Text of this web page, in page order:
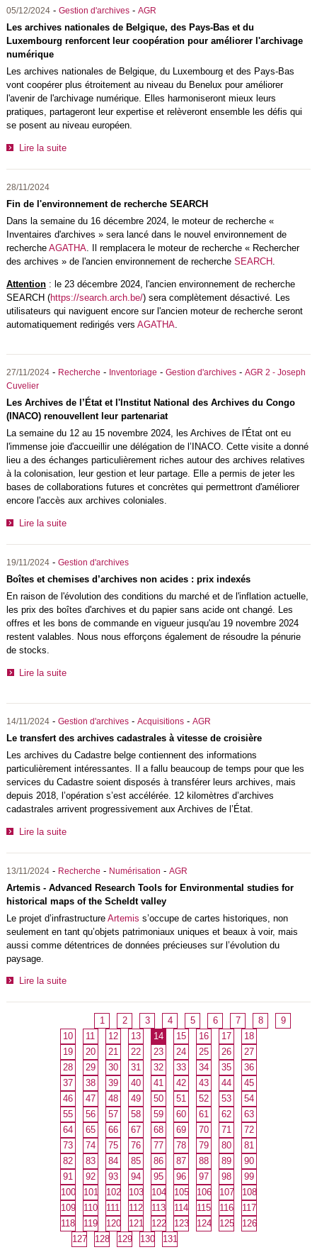
05/12/2024- Gestion d'archives- AGR
Les archives nationales de Belgique, des Pays-Bas et du
Luxembourg renforcent leur coopération pour améliorer l'archivage
numérique
Les archives nationales de Belgique, du Luxembourg et des Pays-Bas
vont coopérer plus étroitement au niveau du Benelux pour améliorer
l'avenir de l'archivage numérique. Elles harmoniseront mieux leurs
pratiques, partageront leur expertise et relèveront ensemble les défis qui
se posent au niveau européen.
Lire la suite
28/11/2024
Fin de l'environnement de recherche SEARCH
Dans la semaine du 16 décembre 2024, le moteur de recherche «
Inventaires d'archives » sera lancé dans le nouvel environnement de
recherche AGATHA. Il remplacera le moteur de recherche « Rechercher
des archives » de l'ancien environnement de recherche SEARCH
Attention: le 23 décembre 2024, l'ancien environnement de recherche
SEARCH (https://search.arch.be/) sera complètement désactivé. Les
utilisateurs qui naviguent encore sur l'ancien moteur de recherche seront
automatiquement redirigés vers AGATHA.
27/11/2024- Recherche - Inventoriage - Gestion d'archives- AGR 2 - Joseph
Cuvelier
Les Archives de l’État et l'Institut National des Archives du Congo
(INACO) renouvellent leur partenariat
La semaine du 12 au 15 novembre 2024, les Archives de l'État ont eu
l'immense joie d'accueillir une délégation de l’INACO. Cette visite a donné
lieu a des échanges particulièrement riches autour des archives relatives
à la colonisation, leur gestion et leur partage. Elle a permis de jeter les
bases de collaborations futures et concrètes qui permettront d'améliorer
encore l'accès aux archives coloniales.
Lire la suite
19/11/2024- Gestion d'archives
Boîtes et chemises d’archives non acides : prix indexés
En raison de l'évolution des conditions du marché et de l'inflation actuelle,
les prix des boîtes d'archives et du papier sans acide ont changé. Les
offres et les bons de commande en vigueur jusqu'au 19 novembre 2024
restent valables. Nous nous efforçons également de résoudre la pénurie
de stocks.
Lire la suite
14/11/2024- Gestion d'archives- Acquisitions- AGR
Le transfert des archives cadastrales à vitesse de croisière
Les archives du Cadastre belge contiennent des informations
particulièrement intéressantes. Il a fallu beaucoup de temps pour que les
services du Cadastre soient disposés à transférer leurs archives, mais
depuis 2018, l’opération s’est accélérée. 12 kilomètres d’archives
cadastrales arrivent progressivement aux Archives de l’État.
Lire la suite
13/11/2024- Recherche - Numérisation - AGR
Artemis - Advanced Research Tools for Environmental studies for
historical maps of the Scheldt valley
Le projet d’infrastructure Artemis s’occupe de cartes historiques, non
seulement en tant qu’objets patrimoniaux uniques et beaux à voir, mais
aussi comme détentrices de données précieuses sur l’évolution du
paysage.
Lire la suite
1 2 3 4 5 6 7 8
9
10
11 12 13 14 15 16 17
18
19
20 21 22 23 24 25 26
27
28
29 30 31 32 33 34 35
36
37
38 39 40 41 42 43 44
45
46
47 48 49 50 51 52 53
54
55
56 57 58 59 60 61 62
63
64
65 66 67 68 69 70 71
72
73
74 75 76 77 78 79 80
81
82
83 84 85 86 87 88 89
90
91
92 93 94 95 96 97 98
99
100
101 102 103 104 105 106 107
108
109
110 111 112 113 114 115 116
117
118
119 120 121 122 123 124 125
126
127
128 129 130 131